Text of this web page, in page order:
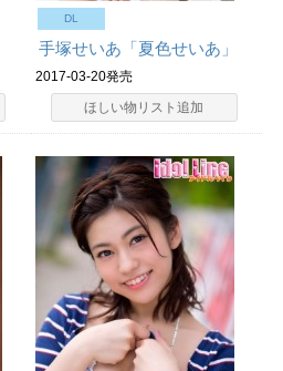
DL
手塚せいあ「夏色せいあ」
2017-03-20発売
ほしい物リスト追加